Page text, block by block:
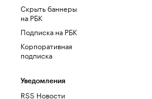
Скрыть баннеры
на РБК
Подписка на РБК
Корпоративная
подписка
Уведомления
RSS Новости